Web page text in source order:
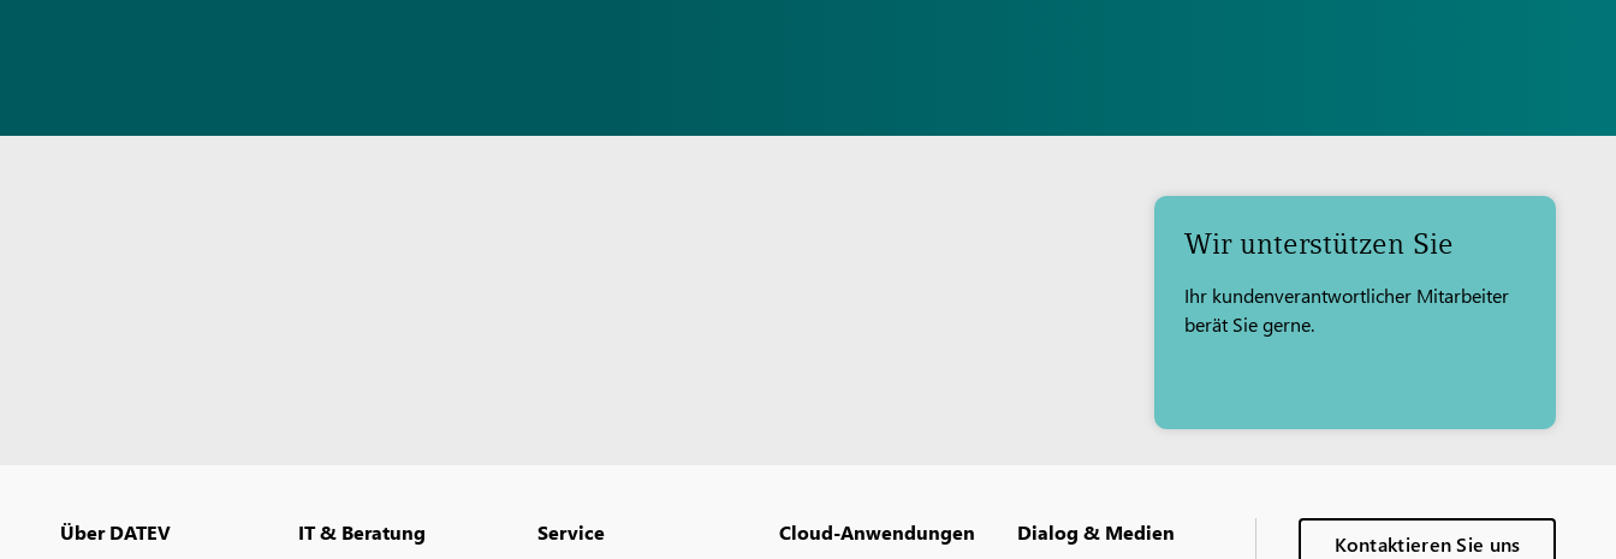
Wir unterstützen Sie
Ihr kundenverantwortlicher Mitarbeiter
berät Sie gerne.
Über DATEV IT & Beratung Service Cloud-Anwendungen Dialog & Medien Kontaktieren Sie uns